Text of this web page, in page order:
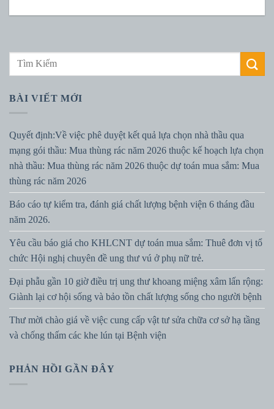
BÀI VIẾT MỚI
Quyết định:Về việc phê duyệt kết quả lựa chọn nhà thầu qua
mạng gói thầu: Mua thùng rác năm 2026 thuộc kế hoạch lựa chọn
nhà thầu: Mua thùng rác năm 2026 thuộc dự toán mua sắm: Mua
thùng rác năm 2026
Báo cáo tự kiểm tra, đánh giá chất lượng bệnh viện 6 tháng đầu
năm 2026.
Yêu cầu báo giá cho KHLCNT dự toán mua sắm: Thuê đơn vị tổ
chức Hội nghị chuyên đề ung thư vú ở phụ nữ trẻ.
Đại phẫu gần 10 giờ điều trị ung thư khoang miệng xâm lấn rộng:
Giành lại cơ hội sống và bảo tồn chất lượng sống cho người bệnh
Thư mời chào giá về việc cung cấp vật tư sửa chữa cơ sở hạ tầng
và chống thấm các khe lún tại Bệnh viện
PHẢN HỒI GẦN ĐÂY